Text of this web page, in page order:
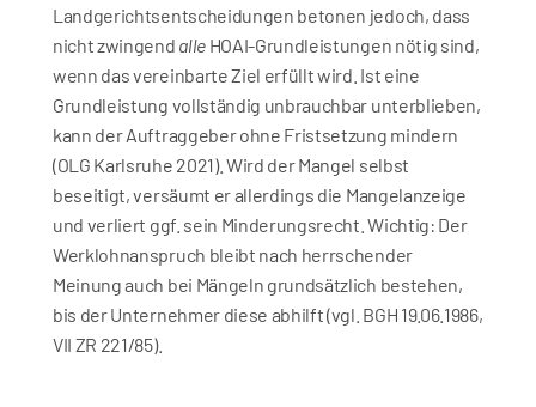
Landgerichtsentscheidungen betonen jedoch, dass
nicht zwingend alle HOAI-Grundleistungen nötig sind,
wenn das vereinbarte Ziel erfüllt wird. Ist eine
Grundleistung vollständig unbrauchbar unterblieben,
kann der Auftraggeber ohne Fristsetzung mindern
(OLG Karlsruhe 2021). Wird der Mangel selbst
beseitigt, versäumt er allerdings die Mangelanzeige
und verliert ggf. sein Minderungsrecht. Wichtig: Der
Werklohnanspruch bleibt nach herrschender
Meinung auch bei Mängeln grundsätzlich bestehen,
bis der Unternehmer diese abhilft (vgl. BGH 19.06.1986,
VII ZR 221/85).